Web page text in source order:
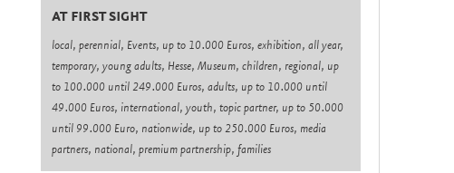
AT FIRST SIGHT
local, perennial, Events, up to 10.000 Euros, exhibition, all year,
temporary, young adults, Hesse, Museum, children, regional, up
to 100.000 until 249.000 Euros, adults, up to 10.000 until
49.000 Euros, international, youth, topic partner, up to 50.000
until 99.000 Euro, nationwide, up to 250.000 Euros, media
partners, national, premium partnership, families